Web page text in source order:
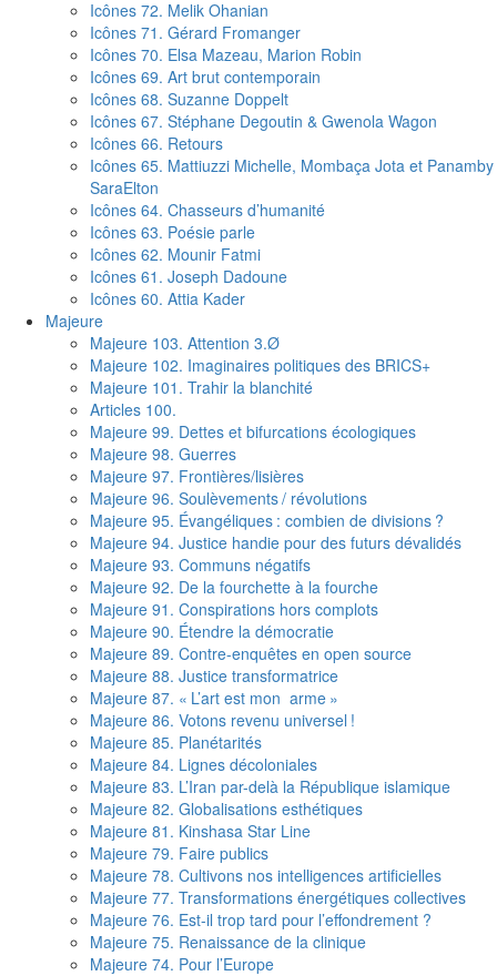
Icônes 72. Melik Ohanian
Icônes 71. Gérard Fromanger
Icônes 70. Elsa Mazeau, Marion Robin
Icônes 69. Art brut contemporain
Icônes 68. Suzanne Doppelt
Icônes 67. Stéphane Degoutin & Gwenola Wagon
Icônes 66. Retours
Icônes 65. Mattiuzzi Michelle, Mombaça Jota et Panamby
SaraElton
Icônes 64. Chasseurs d’humanité
Icônes 63. Poésie parle
Icônes 62. Mounir Fatmi
Icônes 61. Joseph Dadoune
Icônes 60. Attia Kader
Majeure
Majeure 103. Attention 3.Ø
Majeure 102. Imaginaires politiques des BRICS+
Majeure 101. Trahir la blanchité
Articles 100.
Majeure 99. Dettes et bifurcations écologiques
Majeure 98. Guerres
Majeure 97. Frontières/lisières
Majeure 96. Soulèvements / révolutions
Majeure 95. Évangéliques : combien de divisions ?
Majeure 94. Justice handie pour des futurs dévalidés
Majeure 93. Communs négatifs
Majeure 92. De la fourchette à la fourche
Majeure 91. Conspirations hors complots
Majeure 90. Étendre la démocratie
Majeure 89. Contre-enquêtes en open source
Majeure 88. Justice transformatrice
Majeure 87. « L’art est mon arme »
Majeure 86. Votons revenu universel !
Majeure 85. Planétarités
Majeure 84. Lignes décoloniales
Majeure 83. L’Iran par-delà la République islamique
Majeure 82. Globalisations esthétiques
Majeure 81. Kinshasa Star Line
Majeure 79. Faire publics
Majeure 78. Cultivons nos intelligences artificielles
Majeure 77. Transformations énergétiques collectives
Majeure 76. Est-il trop tard pour l’effondrement ?
Majeure 75. Renaissance de la clinique
Majeure 74. Pour l’Europe